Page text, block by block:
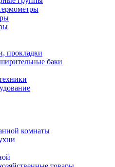
прокладки
баки
комнаты